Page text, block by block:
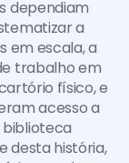
dependiam
a
em escala, a
trabalho em
físico, e
acesso a
biblioteca
desta história,